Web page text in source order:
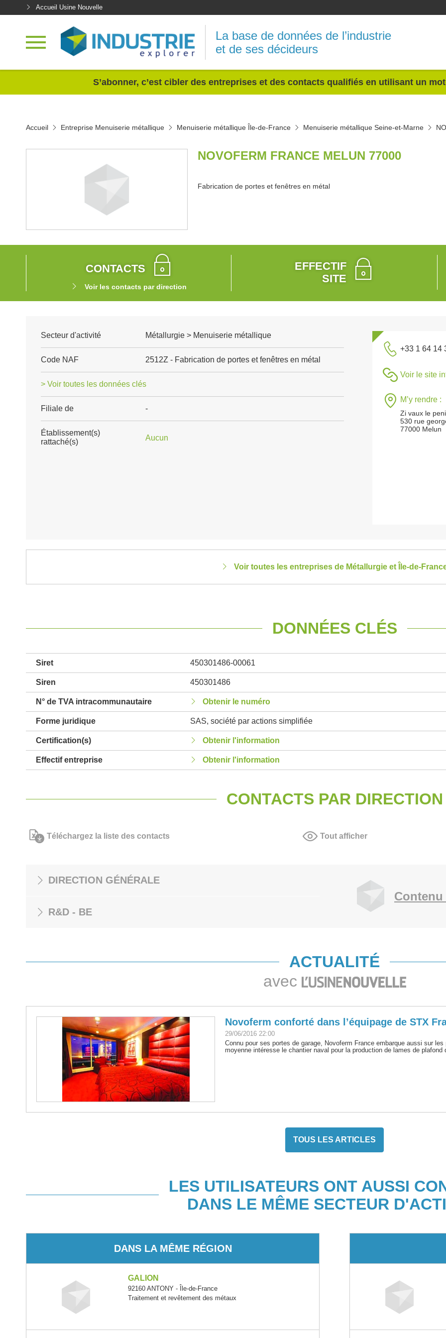
Accueil Usine Nouvelle
La base de données de l’industrie
et de ses décideurs
S’abonner, c’est cibler des entreprises et des contacts qualifiés en utilisant un
Accueil Entreprise Menuiserie métallique Menuiserie métallique Île-de-France Menuiserie métallique Seine-et-Marne
NOVOFERM FRANCE MELUN 77000
Fabrication de portes et fenêtres en métal
CONTACTS
Voir les contacts par direction
EFFECTIF
SITE
Secteur d'activité Métallurgie > Menuiserie métallique
Code NAF 2512Z - Fabrication de portes et fenêtres en métal
> Voir toutes les données clés
Filiale de -
Établissement(s)
rattaché(s)
Aucun
+33 1 64 14
Voir le site
M’y rendre :
Zi vaux le
530 rue
77000 Melun
Voir toutes les entreprises de Métallurgie et Île-de-
DONNÉES CLÉS
Siret 450301486-00061
Siren 450301486
N° de TVA intracommunautaire Obtenir le numéro
Forme juridique SAS, société par actions simplifiée
Certification(s) Obtenir l'information
Effectif entreprise Obtenir l'information
CONTACTS PAR DIRECTION
Téléchargez la liste des contacts Tout afficher
DIRECTION GÉNÉRALE
R&D - BE
ACTUALITÉ
avec
Novoferm conforté dans l’équipage de STX
29/06/2016 22:00
Connu pour ses portes de garage, Novoferm France embarque aussi sur
moyenne intéresse le chantier naval pour la production de lames de plafond
TOUS LES ARTICLES
LES UTILISATEURS ONT AUSSI
DANS LE MÊME SECTEUR
DANS LA MÊME RÉGION
GALION
92160 ANTONY - Île-de-France
Traitement et revêtement des métaux